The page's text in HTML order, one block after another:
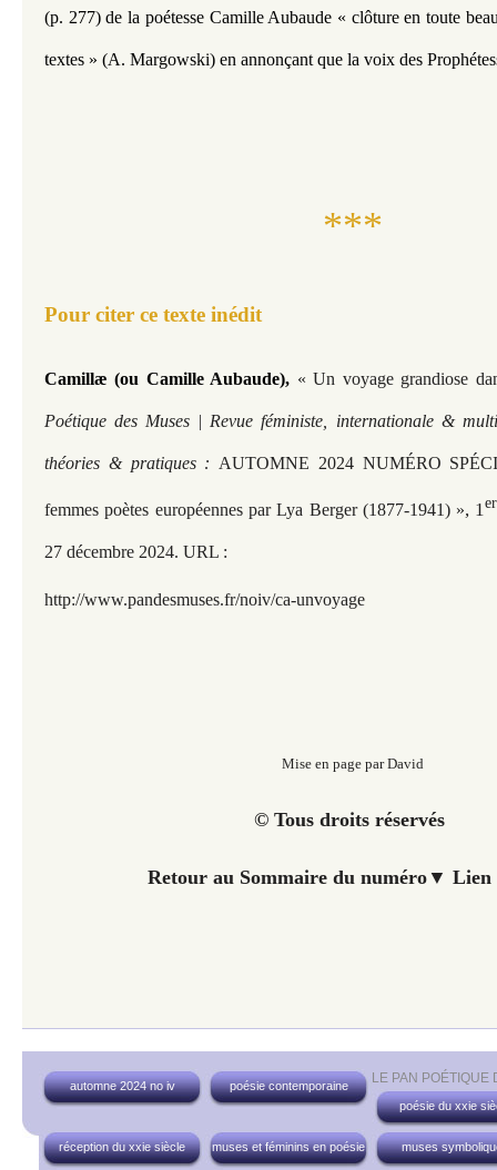
(p. 277) de la poétesse Camille Aubaude « clôture en toute
textes » (A. Margowski) en annonçant que la voix des
***
Pour citer ce texte inédit
Camillæ (ou Camille Aubaude), « Un voyage grandiose
Poétique des Muses | Revue féministe, internationale &
théories & pratiques : AUTOMNE 2024 NUMÉRO
femmes poètes européennes par Lya Berger (1877-1941) », 1
27 décembre 2024. URL :
http://www.pandesmuses.fr/noiv/ca-unvoyage
Mise en page par David
© Tous droits réservés
Retour au Sommaire du numéro▼ Lien
LE PAN POÉTIQUE
automne 2024 no iv
poésie contemporaine
poésie du xxie
réception du xxie siècle muses et féminins en poésie muses